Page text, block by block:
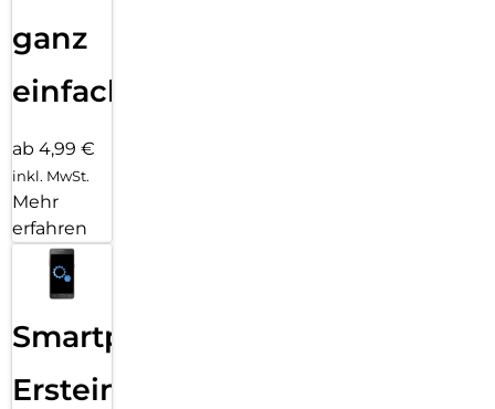
ganz
einfach
ab 4,99 €
inkl. MwSt.
Mehr
erfahren
Smartphone
Ersteinrichtung